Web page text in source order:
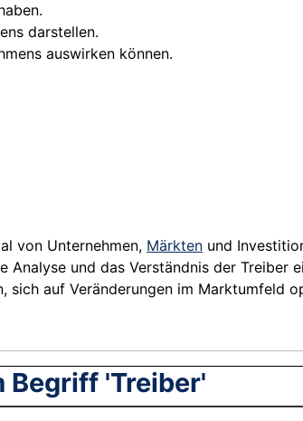
darstellen.
auswirken können.
von Unternehmen, Märkten und
und das Verständnis der Treiber
sich auf Veränderungen im Marktumfeld
Begriff 'Treiber'